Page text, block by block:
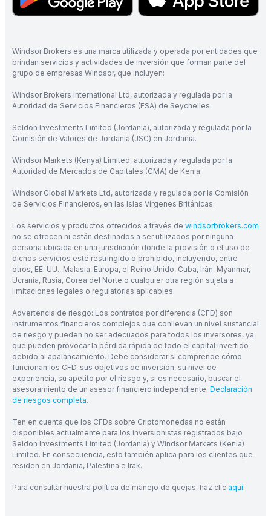
Windsor Brokers es una marca utilizada y operada por entidades que
brindan servicios y actividades de inversión que forman parte del
grupo de empresas Windsor, que incluyen:
Windsor Brokers International Ltd, autorizada y regulada por la
Autoridad de Servicios Financieros (FSA) de Seychelles.
Seldon Investments Limited (Jordania), autorizada y regulada por la
Comisión de Valores de Jordania (JSC) en Jordania.
Windsor Markets (Kenya) Limited, autorizada y regulada por la
Autoridad de Mercados de Capitales (CMA) de Kenia.
Windsor Global Markets Ltd, autorizada y regulada por la Comisión
de Servicios Financieros, en las Islas Vírgenes Británicas.
Los servicios y productos ofrecidos a través de windsorbrokers.com
no se ofrecen ni están destinados a ser utilizados por ninguna
persona ubicada en una jurisdicción donde la provisión o el uso de
dichos servicios esté restringido o prohibido, incluyendo, entre
otros, EE. UU., Malasia, Europa, el Reino Unido, Cuba, Irán, Myanmar,
Ucrania, Rusia, Corea del Norte o cualquier otra región sujeta a
limitaciones legales o regulatorias aplicables.
Advertencia de riesgo: Los contratos por diferencia (CFD) son
instrumentos financieros complejos que conllevan un nivel sustancial
de riesgo y pueden no ser adecuados para todos los inversores, ya
que pueden provocar la pérdida rápida de todo el capital invertido
debido al apalancamiento. Debe considerar si comprende cómo
funcionan los CFD, sus objetivos de inversión, su nivel de
experiencia, su apetito por el riesgo y, si es necesario, buscar el
asesoramiento de un asesor financiero independiente. Declaración
de riesgos completa.
Ten en cuenta que los CFDs sobre Criptomonedas no están
disponibles actualmente para los inversionistas registrados bajo
Seldon Investments Limited (Jordania) y Windsor Markets (Kenia)
Limited. En consecuencia, esto también aplica para los clientes que
residen en Jordania, Palestina e Irak.
Para consultar nuestra política de manejo de quejas, haz clic aquí.